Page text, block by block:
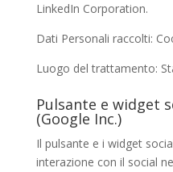
LinkedIn Corporation.
Dati Personali raccolti:
Luogo del trattamento:
Pulsante e widget
(Google Inc.)
Il pulsante e i widget
interazione con il social